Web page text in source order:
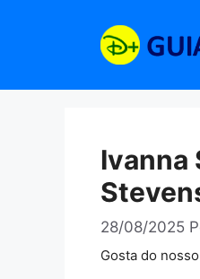
Ivanna
28/08/2025
Gosta do